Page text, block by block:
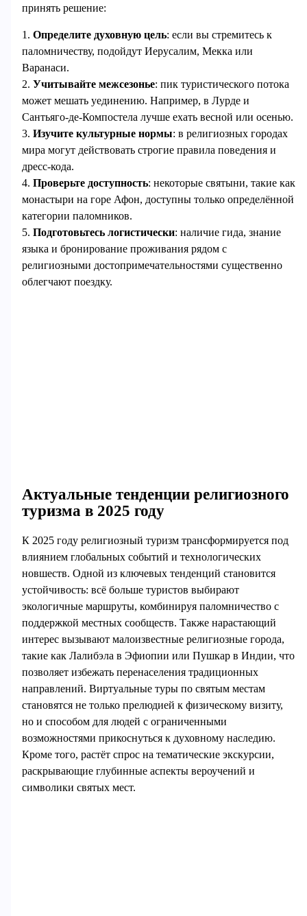
принять решение:
1. Определите духовную цель: если вы стремитесь к
паломничеству, подойдут Иерусалим, Мекка или
Варанаси.
2. Учитывайте межсезонье: пик туристического потока
может мешать уединению. Например, в Лурде и
Сантьяго-де-Компостела лучше ехать весной или осенью.
3. Изучите культурные нормы: в религиозных городах
мира могут действовать строгие правила поведения и
дресс-кода.
4. Проверьте доступность: некоторые святыни, такие как
монастыри на горе Афон, доступны только определённой
категории паломников.
5. Подготовьтесь логистически: наличие гида, знание
языка и бронирование проживания рядом с
религиозными достопримечательностями существенно
облегчают поездку.
Актуальные тенденции религиозного
туризма в 2025 году
К 2025 году религиозный туризм трансформируется под
влиянием глобальных событий и технологических
новшеств. Одной из ключевых тенденций становится
устойчивость: всё больше туристов выбирают
экологичные маршруты, комбинируя паломничество с
поддержкой местных сообществ. Также нарастающий
интерес вызывают малоизвестные религиозные города,
такие как Лалибэла в Эфиопии или Пушкар в Индии, что
позволяет избежать перенаселения традиционных
направлений. Виртуальные туры по святым местам
становятся не только прелюдией к физическому визиту,
но и способом для людей с ограниченными
возможностями прикоснуться к духовному наследию.
Кроме того, растёт спрос на тематические экскурсии,
раскрывающие глубинные аспекты вероучений и
символики святых мест.